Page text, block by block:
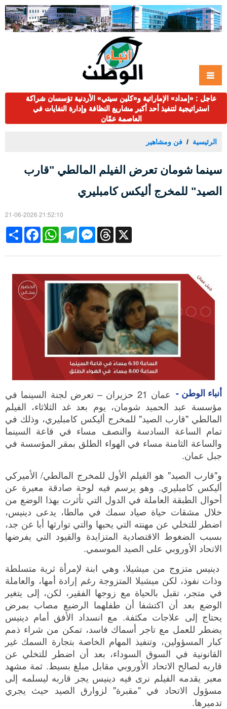
عاجل : «إمداد» الإماراتية و«كلين سيتي» الأردنية تؤسسان شراكة
استراتيجية لتنفيذ أحد أكبر مشاريع النظافة وإدارة النفايات في
العاصمة عمّان
الرئيسية فن ومشاهير
سينما شومان تعرض الفيلم المالطي "قارب
الصيد" للمخرج أليكس كامبليري
21-06-2026 21:52:10
Share
FacebookWhatsAppTelegramMessengerThreads X
أنباء الوطن -
عمان 21 حزيران – تعرض لجنة السينما في
مؤسسة عبد الحميد شومان، يوم بعد غد الثلاثاء، الفيلم
المالطي "قارب الصيد" للمخرج أليكس كامبليري، وذلك في
تمام الساعة السادسة والنصف مساء في قاعة السينما
والساعة الثامنة مساء في الهواء الطلق بمقر المؤسسة في
جبل عمان.
و"قارب الصيد" هو الفيلم الأول للمخرج المالطي/ الأميركي
أليكس كامبليري. وهو يرسم فيه لوحة صادقة معبرة عن
أحوال الطبقة العاملة في الدول التي تأثرت بهذا الوضع من
خلال مشقات حياة صياد سمك في مالطا، يدعى دينيس،
اضطر للتخلي عن مهنته التي يحبها والتي توارثها أبا عن جد،
بسبب الضغوط الاقتصادية المتزايدة والقيود التي يفرضها
الاتحاد الأوروبي على الصيد الموسمي.
دينيس متزوج من ميشيلا، وهي ابنة لإمرأة ثرية متسلطة
وذات نفوذ، لكن ميشيلا المتزوجة رغم إرادة أمها، والعاملة
في متجر، تقبل بالحياة مع زوجها الفقير، لكن، إلى يتغير
الوضع بعد أن اكتشفا أن طفلهما الرضيع مصاب بمرض
يحتاج إلى علاجات مكثفة. مع انسداد الأفق أمام دينيس
يضطر للعمل مع تاجر أسماك فاسد، تمكن من شراء ذمم
كبار المسؤولين، وتنفيذ المهام الخاصة بتجارة السمك غير
القانونية في السوق السوداء، بعد أن اضطر للتخلي عن
قاربه لصالح الاتحاد الأوروبي مقابل مبلغ بسيط. ثمة مشهد
معبر يقدمه الفيلم نرى فيه دينيس يجر قاربه ليسلمه إلى
مسؤول الاتحاد في "مقبرة" لزوارق الصيد حيث يجري
تدميرها.